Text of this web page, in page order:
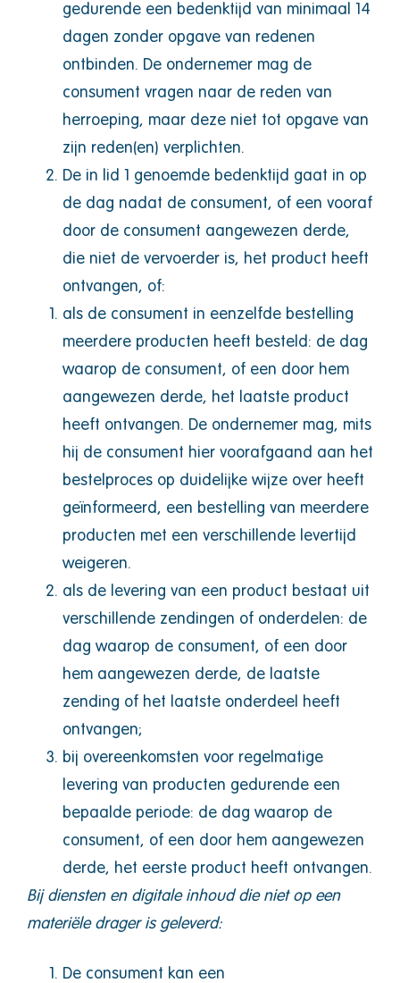
gedurende een bedenktijd van minimaal 14
dagen zonder opgave van redenen
ontbinden. De ondernemer mag de
consument vragen naar de reden van
herroeping, maar deze niet tot opgave van
zijn reden(en) verplichten.
De in lid 1 genoemde bedenktijd gaat in op
de dag nadat de consument, of een vooraf
door de consument aangewezen derde,
die niet de vervoerder is, het product heeft
ontvangen, of:
als de consument in eenzelfde bestelling
meerdere producten heeft besteld: de dag
waarop de consument, of een door hem
aangewezen derde, het laatste product
heeft ontvangen. De ondernemer mag, mits
hij de consument hier voorafgaand aan het
bestelproces op duidelijke wijze over heeft
geïnformeerd, een bestelling van meerdere
producten met een verschillende levertijd
weigeren.
als de levering van een product bestaat uit
verschillende zendingen of onderdelen: de
dag waarop de consument, of een door
hem aangewezen derde, de laatste
zending of het laatste onderdeel heeft
ontvangen;
bij overeenkomsten voor regelmatige
levering van producten gedurende een
bepaalde periode: de dag waarop de
consument, of een door hem aangewezen
derde, het eerste product heeft ontvangen.
Bij diensten en digitale inhoud die niet op een
materiële drager is geleverd:
De consument kan een